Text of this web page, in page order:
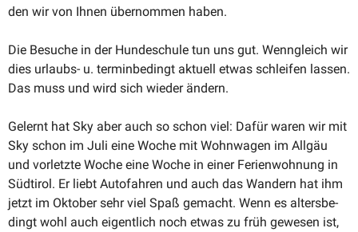
den wir von Ihnen übernommen haben.
Die Besuche in der Hunde­schule tun uns gut. Wenngleich wir
dies urlaubs- u. termin­be­dingt aktuell etwas schleifen lassen.
Das muss und wird sich wieder ändern.
Gelernt hat Sky aber auch so schon viel: Dafür waren wir mit
Sky schon im Juli eine Woche mit Wohnwagen im Allgäu
und vorletzte Woche eine Woche in einer Ferien­wohnung in
Südtirol. Er liebt Autofahren und auch das Wandern hat ihm
jetzt im Oktober sehr viel Spaß gemacht. Wenn es alters­be­
dingt wohl auch eigentlich noch etwas zu früh gewesen ist,